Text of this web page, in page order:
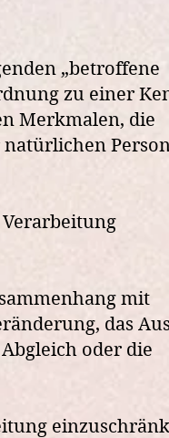
„betroffene
zu einer
Merkmalen, die
mit
das
oder die